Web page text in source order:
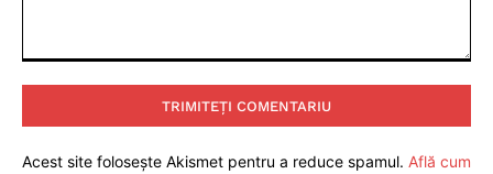
Acest site folosește Akismet pentru a reduce spamul. Află cum